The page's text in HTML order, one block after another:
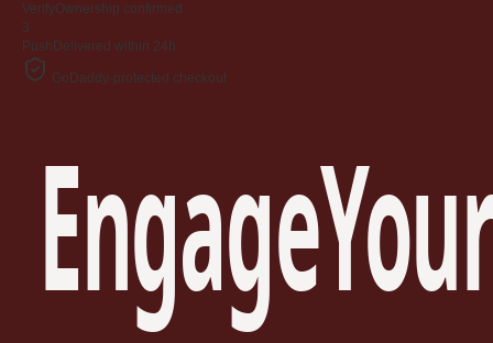
VerifyOwnership confirmed
3
Push Delivered within 24h
GoDaddy-protected checkout